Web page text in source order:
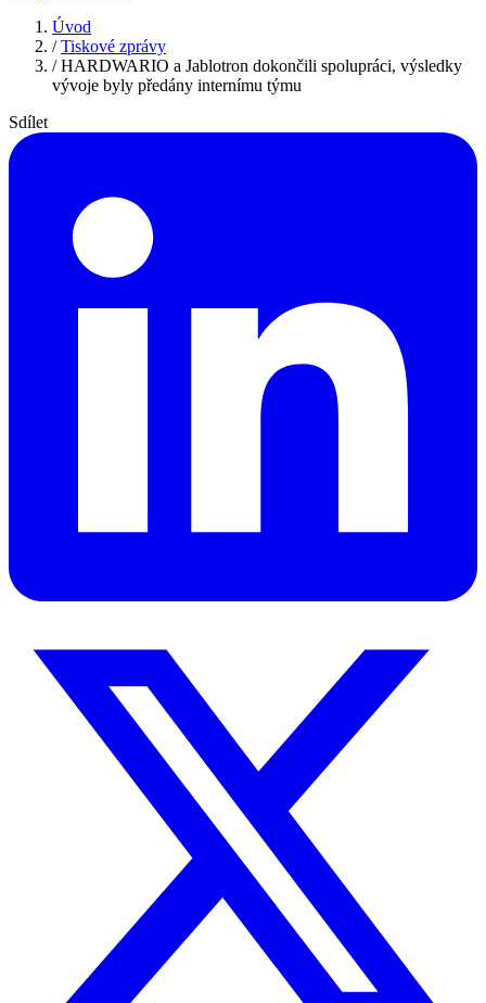
Úvod
/ Tiskové zprávy
/ HARDWARIO a Jablotron dokončili spolupráci, výsledky
vývoje byly předány internímu týmu
Sdílet